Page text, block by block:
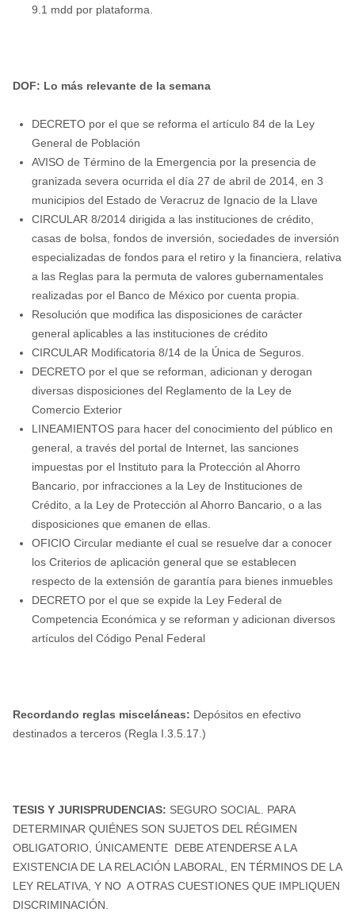
9.1 mdd por plataforma.
DOF: Lo más relevante de la semana
DECRETO por el que se reforma el artículo 84 de la Ley
General de Población
AVISO de Término de la Emergencia por la presencia de
granizada severa ocurrida el día 27 de abril de 2014, en 3
municipios del Estado de Veracruz de Ignacio de la Llave
CIRCULAR 8/2014 dirigida a las instituciones de crédito,
casas de bolsa, fondos de inversión, sociedades de inversión
especializadas de fondos para el retiro y la financiera, relativa
a las Reglas para la permuta de valores gubernamentales
realizadas por el Banco de México por cuenta propia.
Resolución que modifica las disposiciones de carácter
general aplicables a las instituciones de crédito
CIRCULAR Modificatoria 8/14 de la Única de Seguros.
DECRETO por el que se reforman, adicionan y derogan
diversas disposiciones del Reglamento de la Ley de
Comercio Exterior
LINEAMIENTOS para hacer del conocimiento del público en
general, a través del portal de Internet, las sanciones
impuestas por el Instituto para la Protección al Ahorro
Bancario, por infracciones a la Ley de Instituciones de
Crédito, a la Ley de Protección al Ahorro Bancario, o a las
disposiciones que emanen de ellas.
OFICIO Circular mediante el cual se resuelve dar a conocer
los Criterios de aplicación general que se establecen
respecto de la extensión de garantía para bienes inmuebles
DECRETO por el que se expide la Ley Federal de
Competencia Económica y se reforman y adicionan diversos
artículos del Código Penal Federal
Recordando reglas misceláneas: Depósitos en efectivo
destinados a terceros (Regla I.3.5.17.)
TESIS Y JURISPRUDENCIAS: SEGURO SOCIAL. PARA
DETERMINAR QUIÉNES SON SUJETOS DEL RÉGIMEN
OBLIGATORIO, ÚNICAMENTE DEBE ATENDERSE A LA
EXISTENCIA DE LA RELACIÓN LABORAL, EN TÉRMINOS DE LA
LEY RELATIVA, Y NO A OTRAS CUESTIONES QUE IMPLIQUEN
DISCRIMINACIÓN.